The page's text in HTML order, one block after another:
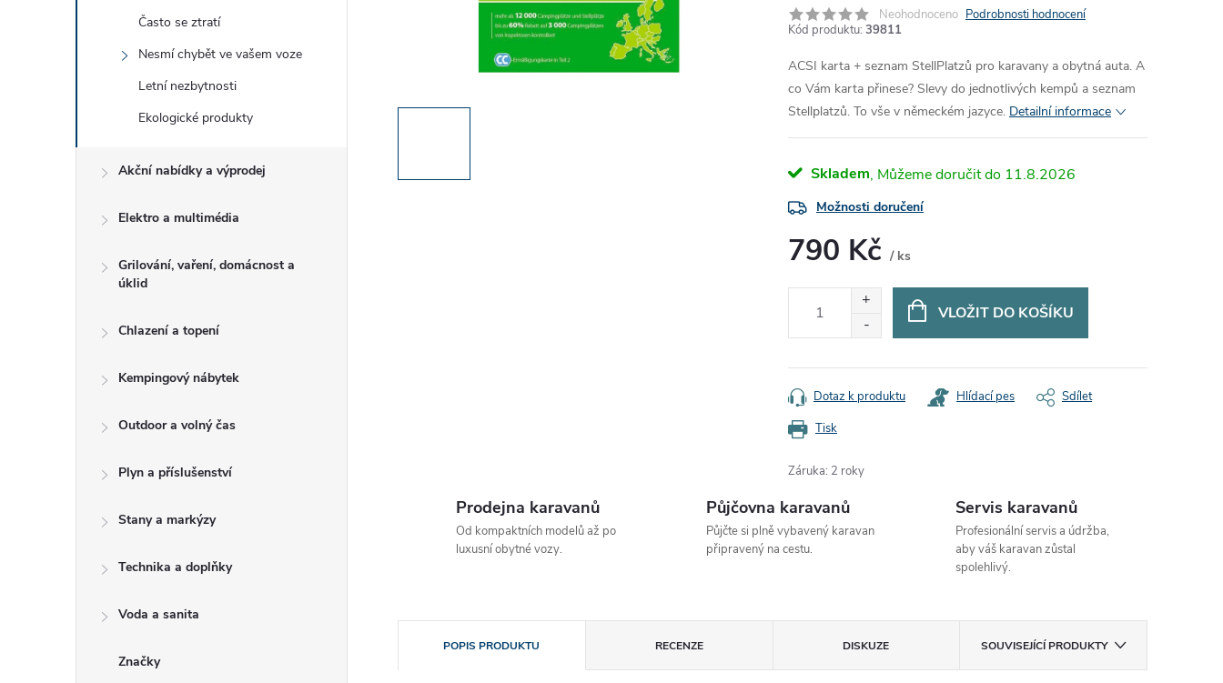
n
Často se ztratí
Nesmí chybět ve vašem voze
Letní nezbytnosti
Ekologické produkty
Akční nabídky a výprodej
Elektro a multimédia
Grilování, vaření, domácnost a
úklid
Chlazení a topení
Kempingový nábytek
Outdoor a volný čas
Plyn a příslušenství
Stany a markýzy
Technika a doplňky
Voda a sanita
Značky
Neohodnoceno Podrobnosti hodnocení
Kód produktu: 39811
ACSI karta + seznam StellPlatzů pro karavany a obytná auta. A
co Vám karta přinese? Slevy do jednotlivých kempů a seznam
Stellplatzů. To vše v německém jazyce. Detailní informace
Skladem 11.8.2026
Možnosti doručení
790 Kč / ks
VLOŽIT DO KOŠÍKU
Tisk
Dotaz k produktu Hlídací pes Sdílet
Záruka: 2 roky
Prodejna karavanů
Od kompaktních modelů až po
luxusní obytné vozy.
Půjčovna karavanů
Půjčte si plně vybavený karavan
připravený na cestu.
Servis karavanů
Profesionální servis a údržba,
aby váš karavan zůstal
spolehlivý.
POPIS PRODUKTU RECENZE DISKUZE SOUVISEJÍCÍ PRODUKTY